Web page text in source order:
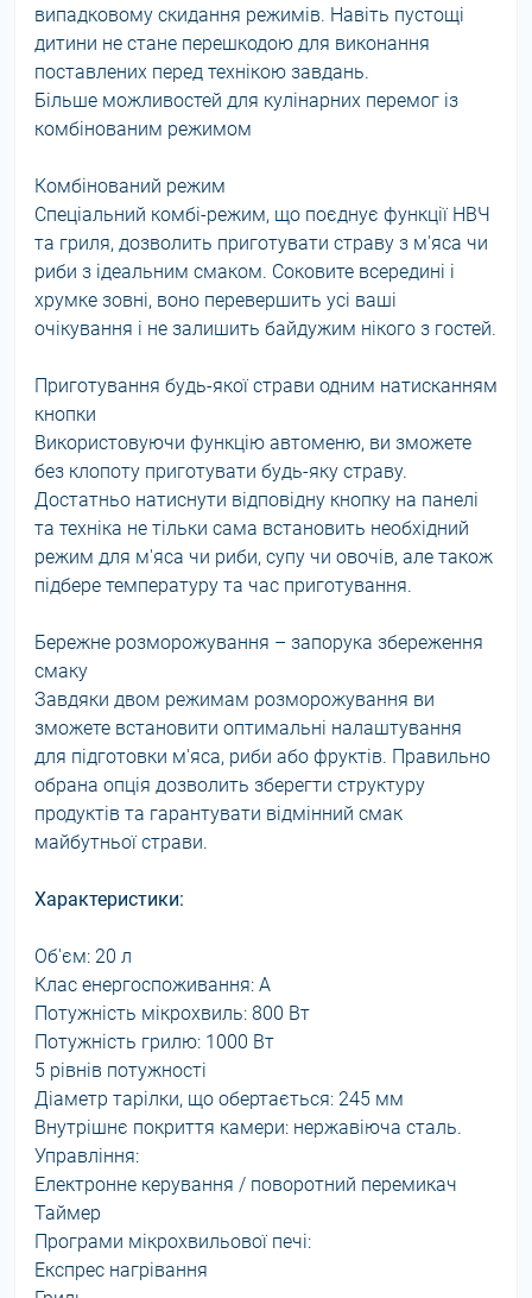
випадковому скидання режимів. Навіть пустощі
дитини не стане перешкодою для виконання
поставлених перед технікою завдань.
Більше можливостей для кулінарних перемог із
комбінованим режимом
Комбінований режим
Спеціальний комбі-режим, що поєднує функції НВЧ
та гриля, дозволить приготувати страву з м'яса чи
риби з ідеальним смаком. Соковите всередині і
хрумке зовні, воно перевершить усі ваші
очікування і не залишить байдужим нікого з гостей.
Приготування будь-якої страви одним натисканням
кнопки
Використовуючи функцію автоменю, ви зможете
без клопоту приготувати будь-яку страву.
Достатньо натиснути відповідну кнопку на панелі
та техніка не тільки сама встановить необхідний
режим для м'яса чи риби, супу чи овочів, але також
підбере температуру та час приготування.
Бережне розморожування – запорука збереження
смаку
Завдяки двом режимам розморожування ви
зможете встановити оптимальні налаштування
для підготовки м'яса, риби або фруктів. Правильно
обрана опція дозволить зберегти структуру
продуктів та гарантувати відмінний смак
майбутньої страви.
Характеристики:
Об'єм: 20 л
Клас енергоспоживання: A
Потужність мікрохвиль: 800 Вт
Потужність грилю: 1000 Вт
5 рівнів потужності
Діаметр тарілки, що обертається: 245 мм
Внутрішнє покриття камери: нержавіюча сталь.
Управління:
Електронне керування / поворотний перемикач
Таймер
Програми мікрохвильової печі:
Експрес нагрівання